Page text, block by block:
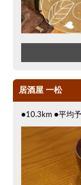
居酒屋 一松
●10.3km ●平均